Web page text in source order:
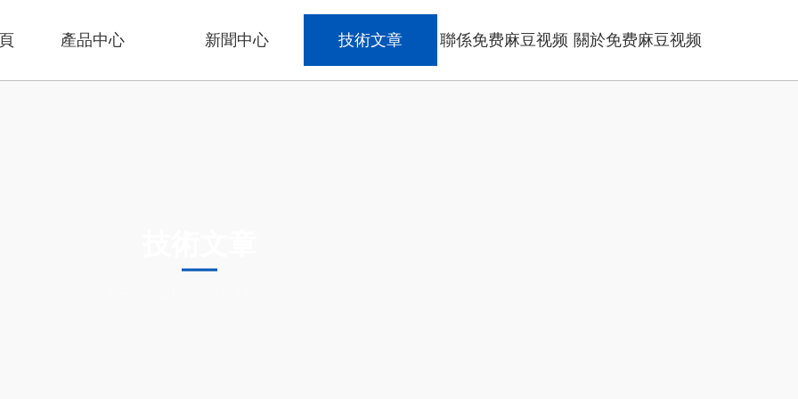
產品中心 新聞中心 技術文章 聯係免费麻豆视频 關於免费麻豆视频